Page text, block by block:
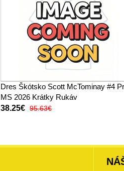
Dres Škótsko Scott McTominay #4
MS 2026 Krátky Rukáv
38.25€ 95.63€